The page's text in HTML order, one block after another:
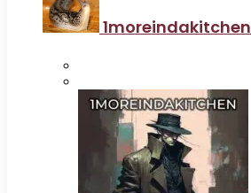
1moreindakitchen